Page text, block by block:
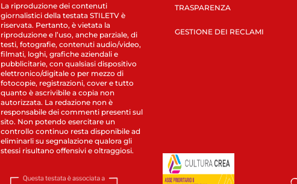
La riproduzione dei contenuti
giornalistici della testata STILETV è
riservata. Pertanto, è vietata la
riproduzione e l’uso, anche parziale, di
testi, fotografie, contenuti audio/video,
filmati, loghi, grafiche aziendali e
pubblicitarie, con qualsiasi dispositivo
elettronico/digitale o per mezzo di
fotocopie, registrazioni, cover e tutto
quanto è ascrivibile a copia non
autorizzata. La redazione non è
responsabile dei commenti presenti sul
sito. Non potendo esercitare un
controllo continuo resta disponibile ad
eliminarli su segnalazione qualora gli
stessi risultano offensivi e oltraggiosi.
TRASPARENZA
GESTIONE DEI RECLAMI